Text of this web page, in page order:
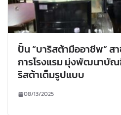
ปั้น “บาริสต้ามืออาชีพ” ส
การโรงแรม มุ่งพัฒนาบั
ริสต้าเต็มรูปแบบ
08/13/2025